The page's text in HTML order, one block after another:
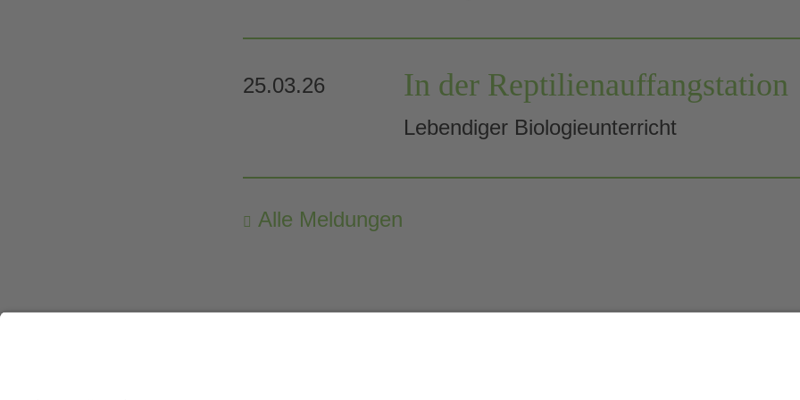
25.03.26 In der Reptilien­auffang­station
Lebendiger Biologieunterricht
Alle Meldungen